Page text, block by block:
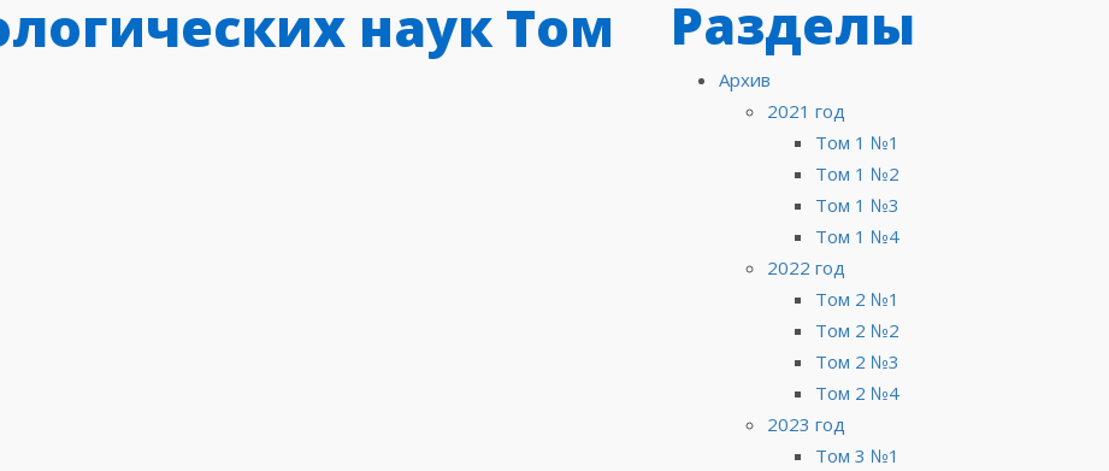
наук Том
Разделы
Архив
2021 год
Том 1 №1
Том 1 №2
Том 1 №3
Том 1 №4
2022 год
Том 2 №1
Том 2 №2
Том 2 №3
Том 2 №4
2023 год
Том 3 №1